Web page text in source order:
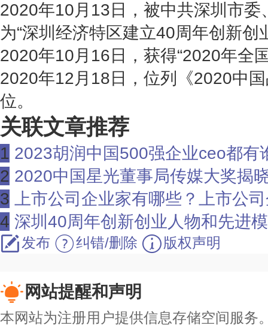
2020年10月13日，被中共深圳市委
为“深圳经济特区建立40周年创新创
2020年10月16日，获得“2020年全
2020年12月18日，位列《2020中
位。
关联文章推荐
1 2023胡润中国500强企业ceo都有谁？2023胡
2 2020中国星光董事局传媒大奖揭晓 最佳董事长_
3
上市公司企业家有哪些？上市公司企业家荣
4 深圳40周年创新创业人物和先进模范人
发布 纠错/删除 版权声明
网站提醒和声明
本网站为注册用户提供信息存储空间服务